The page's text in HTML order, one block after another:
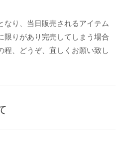
なり、当日販売されるアイテム
限りがあり完売してしまう場合
程、どうぞ、宜しくお願い致し